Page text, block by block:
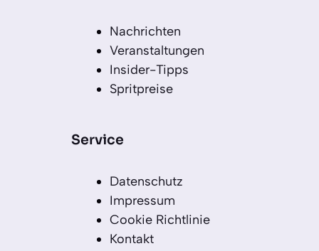
Nachrichten
Veranstaltungen
Insider-Tipps
Spritpreise
Service
Datenschutz
Impressum
Cookie Richtlinie
Kontakt